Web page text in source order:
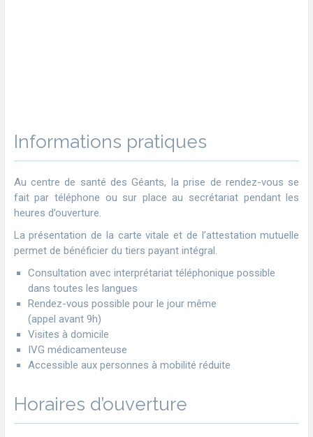
Informations pratiques
Au centre de santé des Géants, la prise de rendez-vous se
fait par téléphone ou sur place au secrétariat pendant les
heures d’ouverture.
La présentation de la carte vitale et de l’attestation mutuelle
permet de bénéficier du tiers payant intégral.
Consultation avec interprétariat téléphonique possible
dans toutes les langues
Rendez-vous possible pour le jour même
(appel avant 9h)
Visites à domicile
IVG médicamenteuse
Accessible aux personnes à mobilité réduite
Horaires d’ouverture